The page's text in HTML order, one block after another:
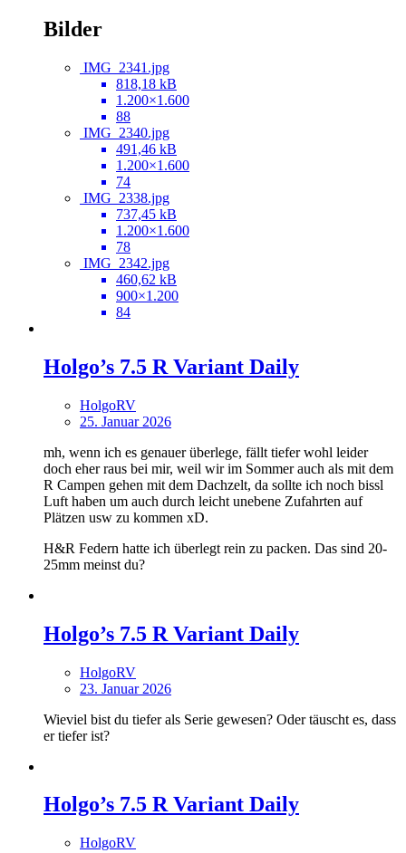
Bilder
IMG_2341.jpg
818,18 kB
1.200×1.600
88
IMG_2340.jpg
491,46 kB
1.200×1.600
74
IMG_2338.jpg
737,45 kB
1.200×1.600
78
IMG_2342.jpg
460,62 kB
900×1.200
84
Holgo’s 7.5 R Variant Daily
HolgoRV
25. Januar 2026
mh, wenn ich es genauer überlege, fällt tiefer wohl leider
doch eher raus bei mir, weil wir im Sommer auch als mit dem
R Campen gehen mit dem Dachzelt, da sollte ich noch bissl
Luft haben um auch durch leicht unebene Zufahrten auf
Plätzen usw zu kommen xD.
H&R Federn hatte ich überlegt rein zu packen. Das sind 20-
25mm meinst du?
Holgo’s 7.5 R Variant Daily
HolgoRV
23. Januar 2026
Wieviel bist du tiefer als Serie gewesen? Oder täuscht es, dass
er tiefer ist?
Holgo’s 7.5 R Variant Daily
HolgoRV